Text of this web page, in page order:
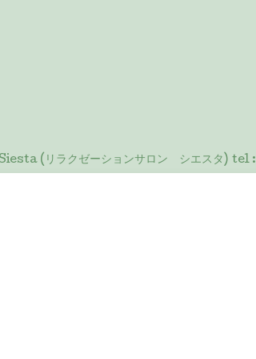
(リラクゼーションサロン シエスタ) tel :